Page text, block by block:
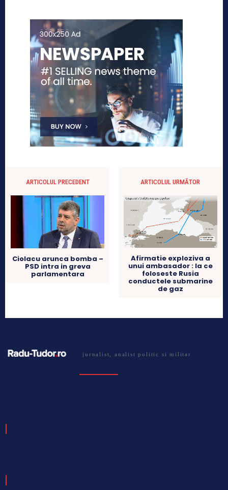
ARTICOLUL PRECEDENT
Ciolacu arunca bomba –
PSD intra in greva
parlamentara
ARTICOLUL URMĂTOR
Afirmatie exploziva a
unui ambasador : la ce
foloseste Rusia
conductele submarine
de gaz
jurnalist, analist politic si militar